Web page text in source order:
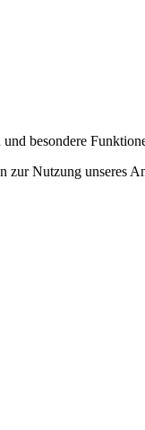
besondere
Nutzung unseres